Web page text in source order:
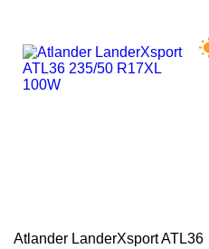
Atlander LanderXsport ATL36